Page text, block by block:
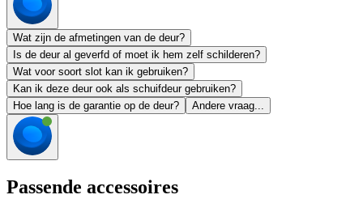
Wat zijn de afmetingen van de deur?
Is de deur al geverfd of moet ik hem zelf schilderen?
Wat voor soort slot kan ik gebruiken?
Kan ik deze deur ook als schuifdeur gebruiken?
Hoe lang is de garantie op de deur?
Andere vraag...
Passende accessoires